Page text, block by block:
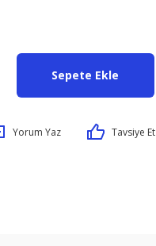
Sepete Ekle
Yorum Yaz Tavsiye Et